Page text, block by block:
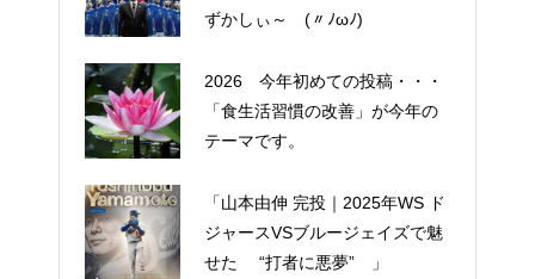
ずかしぃ～ (〃ﾉωﾉ)
2026 今年初めての投稿・・・
「食生活習慣の改善」が今年の
テーマです。
「山本由伸 完投｜2025年WS ド
ジャースVSブルージェイズで魅
せた “打者に悪夢” 」